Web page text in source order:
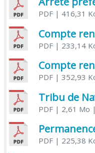
PDF| 416,31
PDF| 233,14
PDF| 352,93
PDF| 2,61 Mo
PDF| 225,38